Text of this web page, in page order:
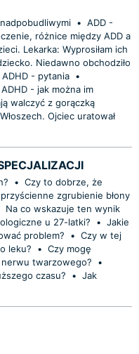
• ADD -
różnice między ADD a
Lekarka: Wyprosiłam ich
Niedawno obchodziło
- pytania •
- jak można im
walczyć z gorączką
Ojciec uratował
• Czy to dobrze, że
zgrubienie błony
Na co wskazuje ten wynik
u 27-latki? • Jakie
problem?
• Czy w tej
leku?
• Czy mogę
twarzowego?
•
czasu?
• Jak